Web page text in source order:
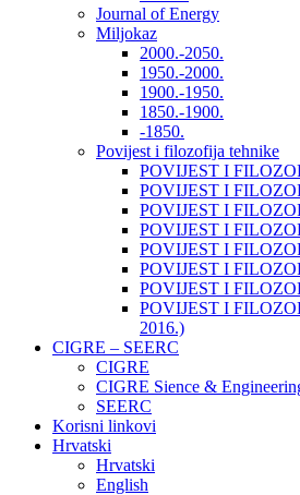
Journal of Energy
Miljokaz
2000.-2050.
1950.-2000.
1900.-1950.
1850.-1900.
-1850.
Povijest i filozofija tehnike
POVIJEST I
POVIJEST I
POVIJEST I
POVIJEST I
POVIJEST I
POVIJEST I
POVIJEST I
POVIJEST I
2016.)
CIGRE – SEERC
CIGRE
CIGRE Sience &
SEERC
Korisni linkovi
Hrvatski
Hrvatski
English